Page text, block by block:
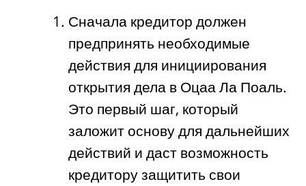
Сначала кредитор должен
предпринять необходимые
действия для инициирования
открытия дела в Оцаа Ла Поаль.
Это первый шаг, который
заложит основу для дальнейших
действий и даст возможность
кредитору защитить свои